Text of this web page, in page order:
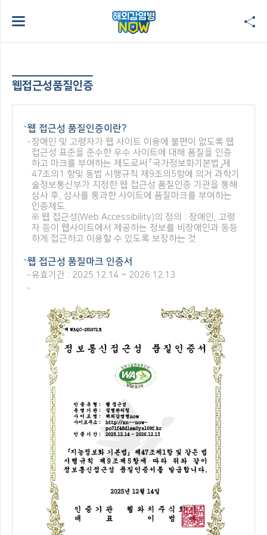
웹접근성품질인증
웹 접근성 품질인증이란?
장애인 및 고령자가 웹 사이트 이용에 불편이 없도록 웹
접근성 표준을 준수한 우수 사이트에 대해 품질을 인증
하고 마크를 부여하는 제도로써 「국가정보화기본법」제
47조의1 항및 동법 시행규칙 제9조의5항에 의거 과학기
술정보통신부가 지정한 웹 접근성 품질인증 기관을 통해
심사 후, 심사를 통과한 사이트에 품질마크를 부여하는
인증제도
※ 웹 접근성(Web Accessibility)의 정의 : 장애인, 고령
자 등이 웹사이트에서 제공하는 정보를 비장애인과 동등
하게 접근하고 이용할 수 있도록 보장하는 것
웹 접근성 품질마크 인증서
유효기간 : 2025.12.14 ~ 2026.12.13